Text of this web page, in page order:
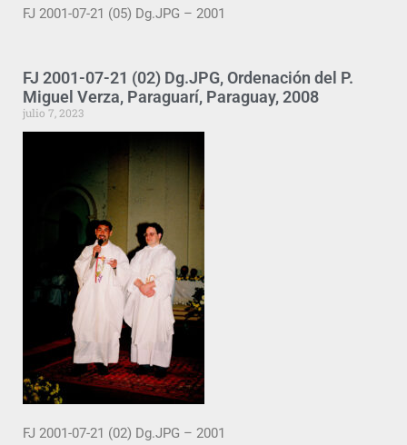
FJ 2001-07-21 (05) Dg.JPG – 2001
FJ 2001-07-21 (02) Dg.JPG, Ordenación del P.
Miguel Verza, Paraguarí, Paraguay, 2008
julio 7, 2023
FJ 2001-07-21 (02) Dg.JPG – 2001